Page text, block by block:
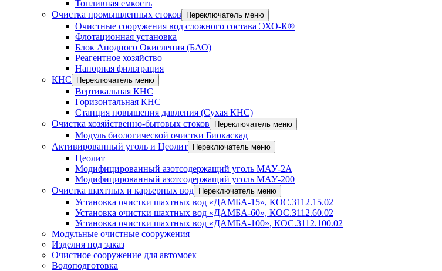
Топливная емкость
Очистка промышленных стоков
Переключатель меню
Очистные сооружения вод сложного состава ЭХО-К®
Флотационная установка
Блок Анодного Окисления (БАО)
Реагентное хозяйство
Напорная фильтрация
КНС
Переключатель меню
Вертикальная КНС
Горизонтальная КНС
Станция повышения давления (Сухая КНС)
Очистка хозяйственно-бытовых стоков
Переключатель меню
Модуль биологической очистки Биокаскад
Активированный уголь и Цеолит
Переключатель меню
Цеолит
Модифицированный азотсодержащий уголь МАУ-2А
Модифицированный азотсодержащий уголь МАУ-200
Очистка шахтных и карьерных вод
Переключатель меню
Установка очистки шахтных вод «ДАМБА-15», КОС.3112.15.02
Установка очистки шахтных вод «ДАМБА-60», КОС.3112.60.02
Установка очистки шахтных вод «ДАМБА-100», КОС.3112.100.02
Модульные очистные сооружения
Изделия под заказ
Очистное сооружение для автомоек
Водоподготовка